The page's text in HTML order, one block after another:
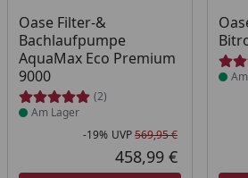
Oase Filter-&
Bachlaufpumpe
AquaMax Eco Premium
9000
(2)
Produkt am Lager
Am Lager
Rabatt in
-19% UVP569,95 €
Aktueller
458,99 €